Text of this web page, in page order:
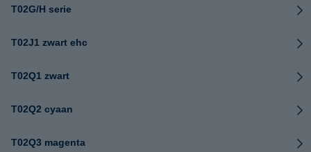
T02G/H serie
T02J1 zwart ehc
T02Q1 zwart
T02Q2 cyaan
T02Q3 magenta